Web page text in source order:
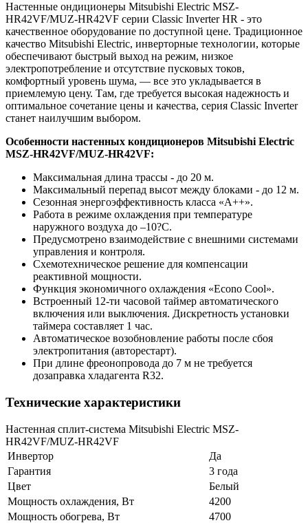
Настенные ондиционеры Mitsubishi Electric MSZ-
HR42VF/MUZ-HR42VF серии Classic Inverter HR - это
качественное оборудование по доступной цене. Традиционное
качество Mitsubishi Electric, инверторные технологии, которые
обеспечивают быстрый выход на режим, низкое
электропотребление и отсутствие пусковых токов,
комфортный уровень шума, — все это укладывается в
приемлемую цену. Там, где требуется высокая надежность и
оптимальное сочетание цены и качества, серия Classic Inverter
станет наилучшим выбором.
Особенности настенных кондиционеров Mitsubishi Electric
MSZ-HR42VF/MUZ-HR42VF:
Максимальная длина трассы - до 20 м.
Максимальный перепад высот между блоками - до 12 м.
Сезонная энергоэффективность класса «А++».
Работа в режиме охлаждения при температуре
наружного воздуха до –10?C.
Предусмотрено взаимодействие с внешними системами
управления и контроля.
Схемотехническое решение для компенсации
реактивной мощности.
Функция экономичного охлаждения «Econo Cool».
Встроенный 12-ти часовой таймер автоматического
включения или выключения. Дискретность установки
таймера составляет 1 час.
Автоматическое возобновление работы после сбоя
электропитания (авторестарт).
При длине фреонопровода до 7 м не требуется
дозаправка хладагента R32.
Технические характеристики
Настенная сплит-система Mitsubishi Electric MSZ-
HR42VF/MUZ-HR42VF
Инвертор
Да
Гарантия
3 года
Цвет
Белый
Мощность охлаждения, Вт
4200
Мощность обогрева, Вт
4700